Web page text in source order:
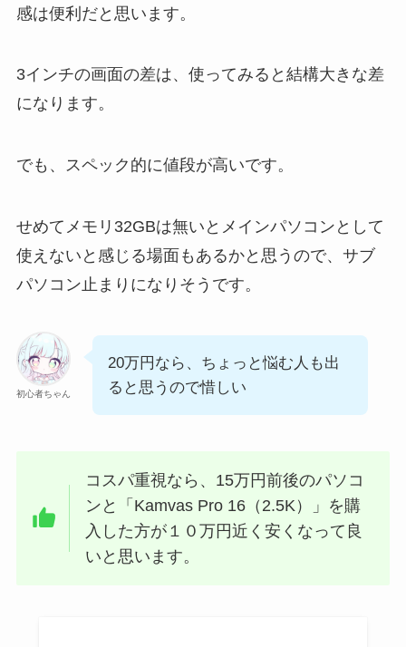
感は便利だと思います。
3インチの画面の差は、使ってみると結構大きな差
になります。
でも、スペック的に値段が高いです。
せめてメモリ32GBは無いとメインパソコンとして
使えないと感じる場面もあるかと思うので、サブ
パソコン止まりになりそうです。
初心者ちゃん
20万円なら、ちょっと悩む人も出
ると思うので惜しい
コスパ重視なら、15万円前後のパソコ
ンと「Kamvas Pro 16（2.5K）」を購
入した方が１０万円近く安くなって良
いと思います。